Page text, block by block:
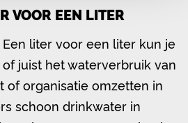
VOOR EEN LITER
liter voor een liter kun je
juist het waterverbruik van
of organisatie omzetten in
schoon drinkwater in